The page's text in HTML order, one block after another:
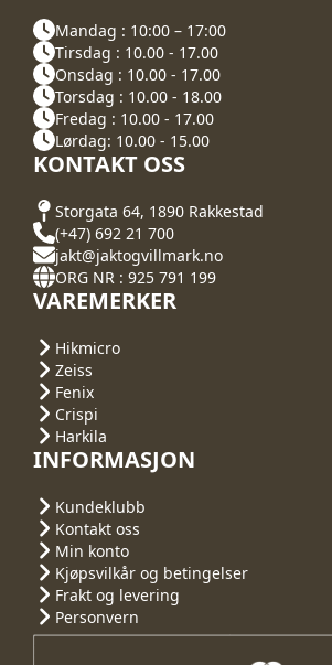
Mandag : 10:00 – 17:00
Tirsdag : 10.00 - 17.00
Onsdag : 10.00 - 17.00
Torsdag : 10.00 - 18.00
Fredag : 10.00 - 17.00
Lørdag: 10.00 - 15.00
KONTAKT OSS
Storgata 64, 1890 Rakkestad
(+47) 692 21 700
jakt@jaktogvillmark.no
ORG NR : 925 791 199
VAREMERKER
Hikmicro
Zeiss
Fenix
Crispi
Harkila
INFORMASJON
Kundeklubb
Kontakt oss
Min konto
Kjøpsvilkår og betingelser
Frakt og levering
Personvern